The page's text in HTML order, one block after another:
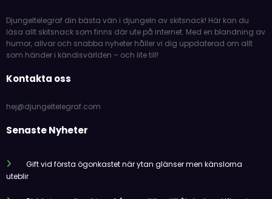
Djungeltelegraf din bästa vän i djungeln av skitsnack! Här kan du
läsa allt skitsnack som finns där ute på internet. Med en blandning av
humor, allvar och snabba nyheter håller vi dig uppdaterad om allt
som händer i kändisvärlden – och lite till!
Kontakta oss
hej@djungeltelegraf.com
Senaste Nyheter
Gift vid första ögonkastet när ytan glänser men känslorna
uteblir